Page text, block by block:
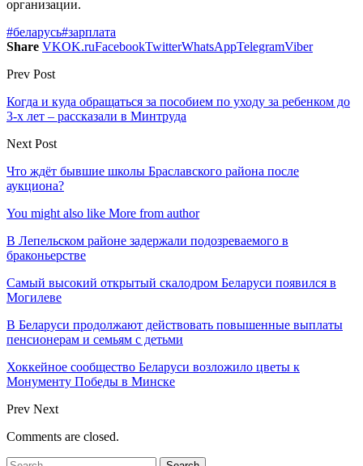
организации.
#беларусь#зарплата
Share VKOK.ruFacebookTwitterWhatsAppTelegramViber
Prev Post
Когда и куда обращаться за пособием по уходу за ребенком до
3-х лет – рассказали в Минтруда
Next Post
Что ждёт бывшие школы Браславского района после
аукциона?
You might also like More from author
В Лепельском районе задержали подозреваемого в
браконьерстве
Самый высокий открытый скалодром Беларуси появился в
Могилеве
В Беларуси продолжают действовать повышенные выплаты
пенсионерам и семьям с детьми
Хоккейное сообщество Беларуси возложило цветы к
Монументу Победы в Минске
Prev Next
Comments are closed.